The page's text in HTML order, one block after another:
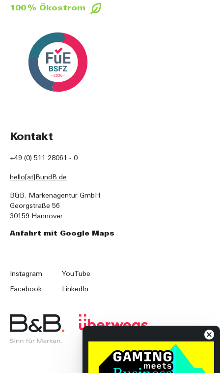
Kontakt
+49 (0) 511 28061 - 0
hello[at]BundB.de
B&B. Markenagentur GmbH
Georgstraße 56
30159 Hannover
Anfahrt mit Google Maps
100 % Ökostrom
Instagram YouTube
Facebook LinkedIn